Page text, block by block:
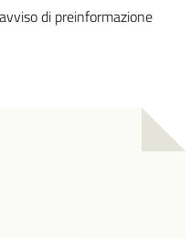
avviso di preinformazione